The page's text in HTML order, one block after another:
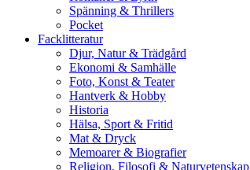
Spänning & Thrillers
Pocket
Facklitteratur
Djur, Natur & Trädgård
Ekonomi & Samhälle
Foto, Konst & Teater
Hantverk & Hobby
Historia
Hälsa, Sport & Fritid
Mat & Dryck
Memoarer & Biografier
Religion, Filosofi & Naturvetenskap